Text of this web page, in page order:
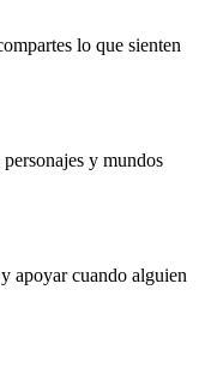
lo que sienten
y mundos
apoyar cuando alguien